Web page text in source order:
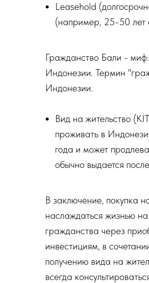
Leasehold
(например, 25-50 лет
Гражданство Бали -
Индонезии. Термин
Индонезии.
Вид на жительство
проживать в
года и может
обычно выдается
В заключение, покупка
наслаждаться жизнью
гражданства через
инвестициям, в
получению вида на
всегда